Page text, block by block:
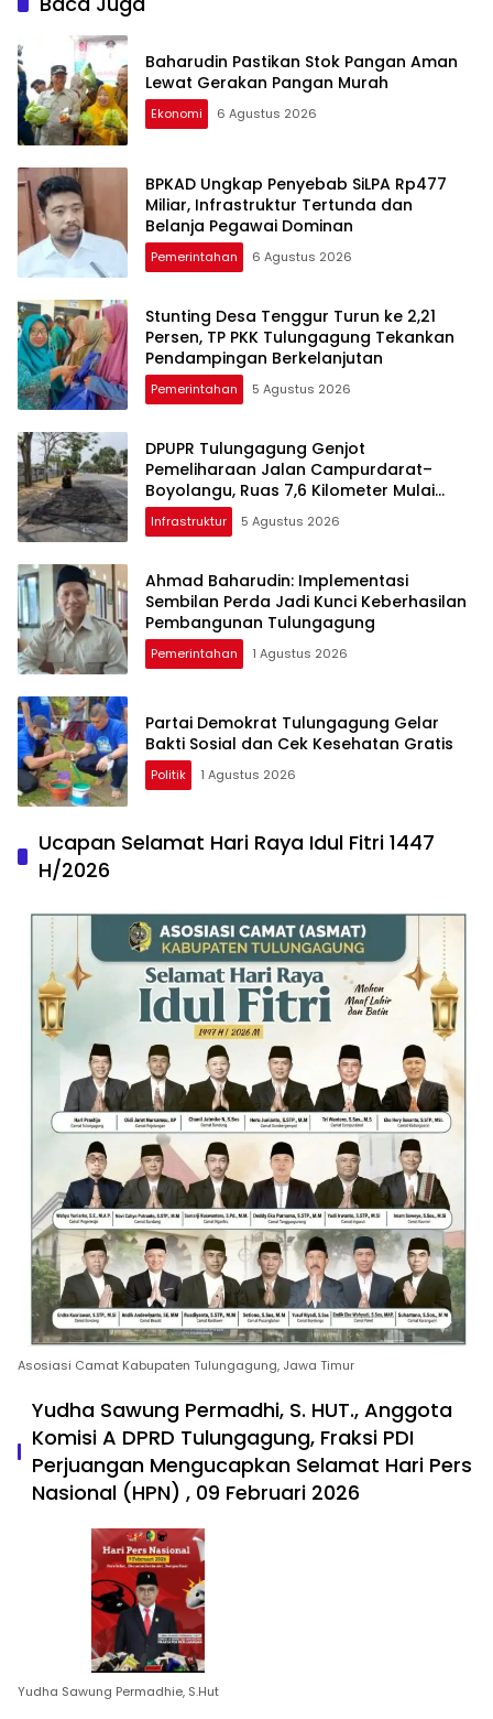
Tulungagung
Baharudin Pastikan Stok Pangan Aman
Lewat Gerakan Pangan Murah
Ekonomi 6 Agustus 2026
BPKAD Ungkap Penyebab SiLPA Rp477
Miliar, Infrastruktur Tertunda dan
Belanja Pegawai Dominan
Pemerintahan 6 Agustus 2026
Stunting Desa Tenggur Turun ke 2,21
Persen, TP PKK Tulungagung Tekankan
Pendampingan Berkelanjutan
Pemerintahan 5 Agustus 2026
DPUPR Tulungagung Genjot
Pemeliharaan Jalan Campurdarat–
Boyolangu, Ruas 7,6 Kilometer Mulai
Diperbaiki
Infrastruktur 5 Agustus 2026
Ahmad Baharudin: Implementasi
Sembilan Perda Jadi Kunci Keberhasilan
Pembangunan Tulungagung
Pemerintahan 1 Agustus 2026
Partai Demokrat Tulungagung Gelar
Bakti Sosial dan Cek Kesehatan Gratis
Politik 1 Agustus 2026
Ucapan Selamat Hari Raya Idul Fitri 1447
H/2026
Asosiasi Camat Kabupaten Tulungagung, Jawa Timur
Yudha Sawung Permadhi, S. HUT., Anggota
Komisi A DPRD Tulungagung, Fraksi PDI
Perjuangan Mengucapkan Selamat Hari Pers
Nasional (HPN) , 09 Februari 2026
Yudha Sawung Permadhie, S.Hut